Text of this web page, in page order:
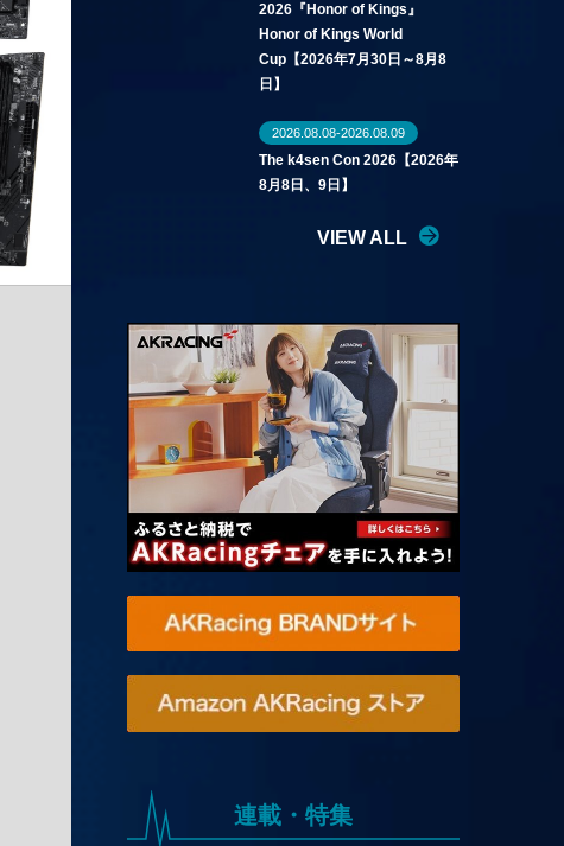
2026『Honor of Kings』
Honor of Kings World
Cup【2026年7月30日～8月8
日】
2026.08.08-2026.08.09
The k4sen Con 2026【2026年
8月8日、9日】
VIEW ALL
連載・特集